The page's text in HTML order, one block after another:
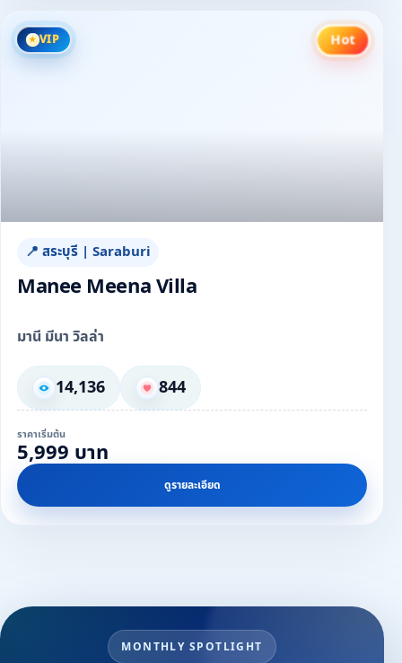
VIP Hot
📍 สระบุรี | Saraburi
Manee Meena Villa
มานี มีนา วิลล่า
14,136 844
ราคาเริ่มต้น
5,999 บาท
ดูรายละเอียด
MONTHLY SPOTLIGHT